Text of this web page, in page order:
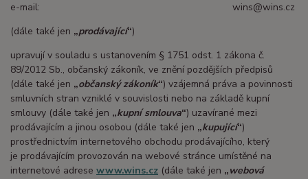
e-mail: wins@wins.cz
(dále také jen „prodávající“)
upravují v souladu s ustanovením § 1751 odst. 1 zákona č.
89/2012 Sb., občanský zákoník, ve znění pozdějších předpisů
(dále také jen „občanský zákoník“) vzájemná práva a povinnosti
smluvních stran vzniklé v souvislosti nebo na základě kupní
smlouvy (dále také jen „kupní smlouva“) uzavírané mezi
prodávajícím a jinou osobou (dále také jen „kupující“)
prostřednictvím internetového obchodu prodávajícího, který
je prodávajícím provozován na webové stránce umístěné na
internetové adrese www.wins.cz (dále také jen „webová